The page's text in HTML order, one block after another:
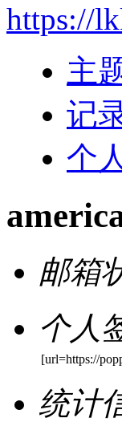
https://
主
记
个
邮箱
个人
[url=https://
统计